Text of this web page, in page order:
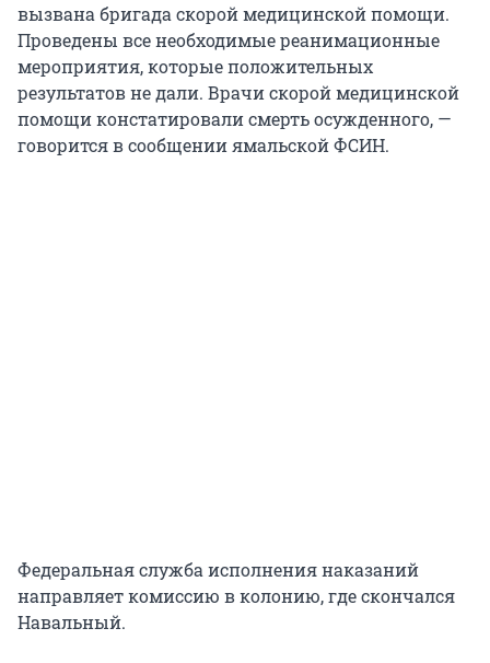
вызвана бригада скорой медицинской помощи.
Проведены все необходимые реанимационные
мероприятия, которые положительных
результатов не дали. Врачи скорой медицинской
помощи констатировали смерть осужденного, —
говорится в сообщении ямальской ФСИН.
Федеральная служба исполнения наказаний
направляет комиссию в колонию, где скончался
Навальный.